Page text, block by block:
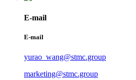
E-mail
E-mail
yurao_wang@stmc.group
marketing@stmc.group